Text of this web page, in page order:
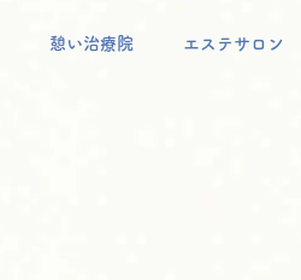
憩い治療院 エステサロン